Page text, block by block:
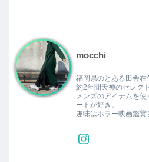
mocchi
福岡県のとある田舎在
約2年間天神のセレク
メンズのアイテムを
ートが好き。
趣味はホラー映画鑑賞